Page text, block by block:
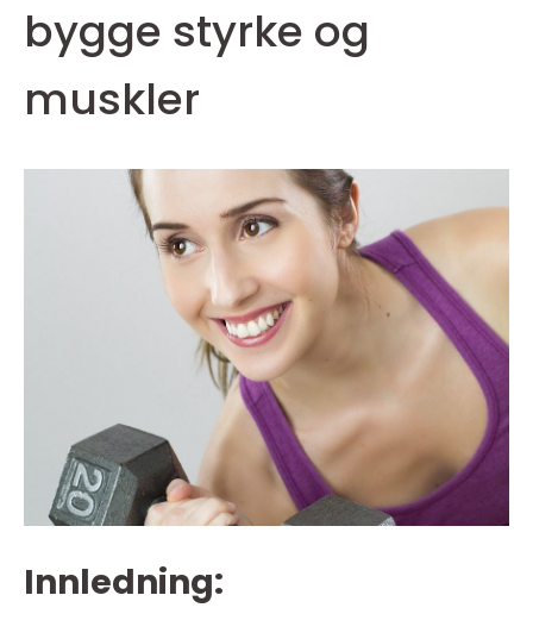
bygge styrke og
muskler
Innledning: